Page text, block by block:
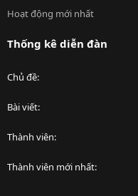
Hoạt động mới nhất
Thống kê diễn đàn
Chủ đề
Bài viết
Thành viên
Thành viên mới nhất